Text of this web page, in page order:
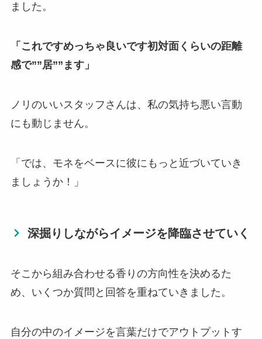
ました。
「これですめっちゃ良いです初対面くらいの距離
感で””居””ます」
ノリのいいスタッフさんは、私の気持ち悪い言動
にも動じません。
「では、モネをベースに彼にもっと近づいていき
ましょうか！」
深掘りしながらイメージを降臨させていく
そこから組み合わせる香りの方向性を決めるた
め、いくつか質問と回答を重ねていきました。
自分の中のイメージを言葉だけでアウトプットす